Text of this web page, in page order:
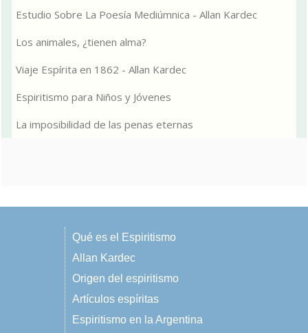
Estudio Sobre La Poesía Mediúmnica - Allan Kardec
Los animales, ¿tienen alma?
Viaje Espírita en 1862 - Allan Kardec
Espiritismo para Niños y Jóvenes
La imposibilidad de las penas eternas
Qué es el Espiritismo
Allan Kardec
Origen del espiritismo
Artículos espíritas
Espiritismo en la Argentina